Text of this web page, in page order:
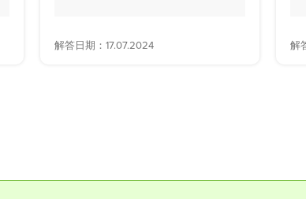
解答日期：17.07.2024 解